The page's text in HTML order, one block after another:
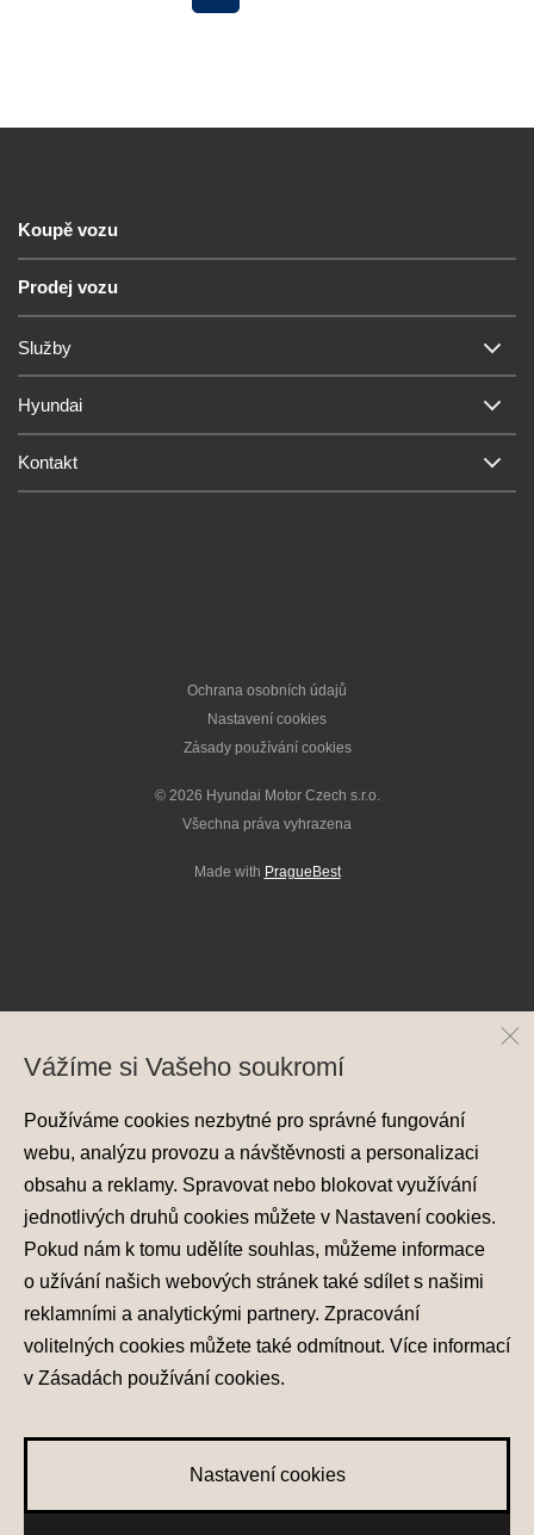
Koupě vozu
Prodej vozu
Služby
Hyundai
Kontakt
© 2026 Hyundai Motor Czech s.r.o.
Všechna práva vyhrazena
Ochrana osobních údajů
Nastavení cookies
Zásady používání cookies
Made with PragueBest
Vážíme si Vašeho soukromí
Používáme cookies nezbytné pro správné fungování
webu, analýzu provozu a návštěvnosti a personalizaci
obsahu a reklamy. Spravovat nebo blokovat využívání
jednotlivých druhů cookies můžete v Nastavení cookies.
Pokud nám k tomu udělíte souhlas, můžeme informace
o užívání našich webových stránek také sdílet s našimi
reklamními a analytickými partnery. Zpracování
volitelných cookies můžete také odmítnout. Více informací
v Zásadách používání cookies.
Nastavení cookies